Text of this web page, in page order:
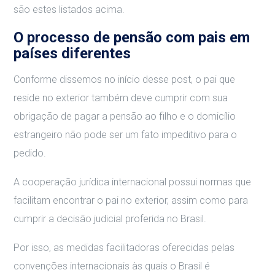
são estes listados acima.
O processo de pensão com pais em
países diferentes
Conforme dissemos no início desse post, o pai que
reside no exterior também deve cumprir com sua
obrigação de pagar a pensão ao filho e o domicílio
estrangeiro não pode ser um fato impeditivo para o
pedido.
A cooperação jurídica internacional possui normas que
facilitam encontrar o pai no exterior, assim como para
cumprir a decisão judicial proferida no Brasil.
Por isso, as medidas facilitadoras oferecidas pelas
convenções internacionais às quais o Brasil é